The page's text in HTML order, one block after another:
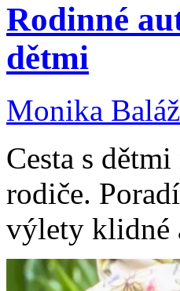
Rodinné
dětmi
Monika
Cesta s
rodiče.
výlety klidné